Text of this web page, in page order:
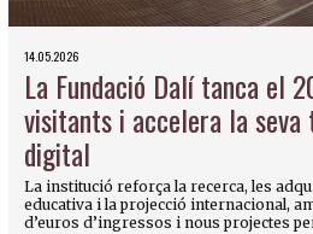
14.05.2026
La Fundació Dalí tanca el
visitants i accelera la
digital
La institució reforça la recerca, les
educativa i la projecció internacional,
d’euros d’ingressos i nous projectes